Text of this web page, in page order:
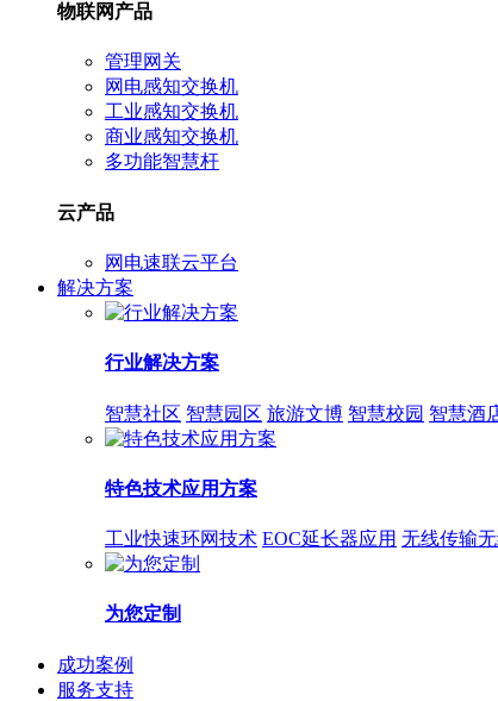
物联网产品
管理网关
网电感知交换机
工业感知交换机
商业感知交换机
多功能智慧杆
云产品
网电速联云平台
解决方案
行业解决方案
智慧社区 智慧园区 旅游文博 智慧校园 智慧酒
特色技术应用方案
工业快速环网技术 EOC延长器应用 无线传输
为您定制
成功案例
服务支持